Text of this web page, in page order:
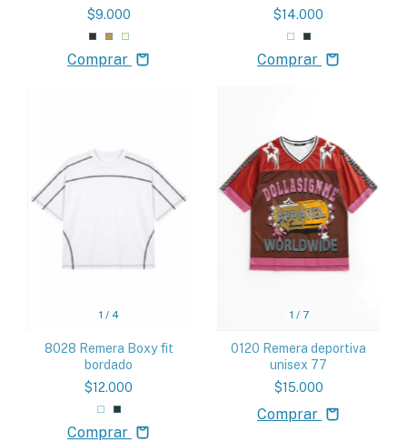
$9.000
Comprar
$14.000
Comprar
1 / 4
8028 Remera Boxy fit
bordado
$12.000
Comprar
1 / 7
0120 Remera deportiva
unisex 77
$15.000
Comprar